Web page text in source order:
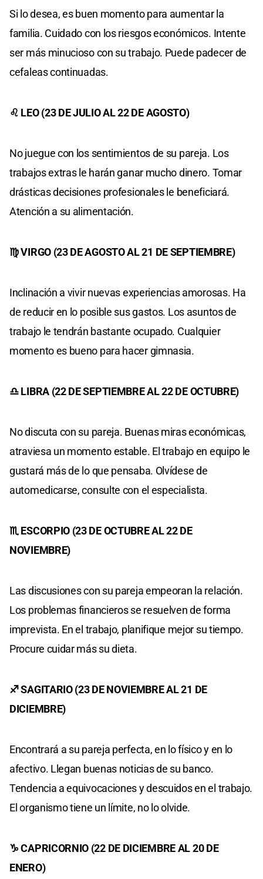
Si lo desea, es buen momento para aumentar la
familia. Cuidado con los riesgos económicos. Intente
ser más minucioso con su trabajo. Puede padecer de
cefaleas continuadas.
♌ LEO (23 DE JULIO AL 22 DE AGOSTO)
No juegue con los sentimientos de su pareja. Los
trabajos extras le harán ganar mucho dinero. Tomar
drásticas decisiones profesionales le beneficiará.
Atención a su alimentación.
♍ VIRGO (23 DE AGOSTO AL 21 DE SEPTIEMBRE)
Inclinación a vivir nuevas experiencias amorosas. Ha
de reducir en lo posible sus gastos. Los asuntos de
trabajo le tendrán bastante ocupado. Cualquier
momento es bueno para hacer gimnasia.
♎ LIBRA (22 DE SEPTIEMBRE AL 22 DE OCTUBRE)
No discuta con su pareja. Buenas miras económicas,
atraviesa un momento estable. El trabajo en equipo le
gustará más de lo que pensaba. Olvídese de
automedicarse, consulte con el especialista.
♏ ESCORPIO (23 DE OCTUBRE AL 22 DE
NOVIEMBRE)
Las discusiones con su pareja empeoran la relación.
Los problemas financieros se resuelven de forma
imprevista. En el trabajo, planifique mejor su tiempo.
Procure cuidar más su dieta.
♐ SAGITARIO (23 DE NOVIEMBRE AL 21 DE
DICIEMBRE)
Encontrará a su pareja perfecta, en lo físico y en lo
afectivo. Llegan buenas noticias de su banco.
Tendencia a equivocaciones y descuidos en el trabajo.
El organismo tiene un límite, no lo olvide.
♑ CAPRICORNIO (22 DE DICIEMBRE AL 20 DE
ENERO)